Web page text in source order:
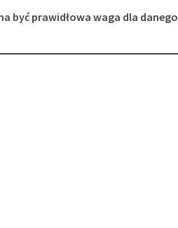
być prawidłowa waga dla danego